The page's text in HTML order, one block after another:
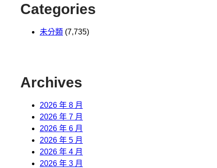
Categories
未分類 (7,735)
Archives
2026 年 8 月
2026 年 7 月
2026 年 6 月
2026 年 5 月
2026 年 4 月
2026 年 3 月